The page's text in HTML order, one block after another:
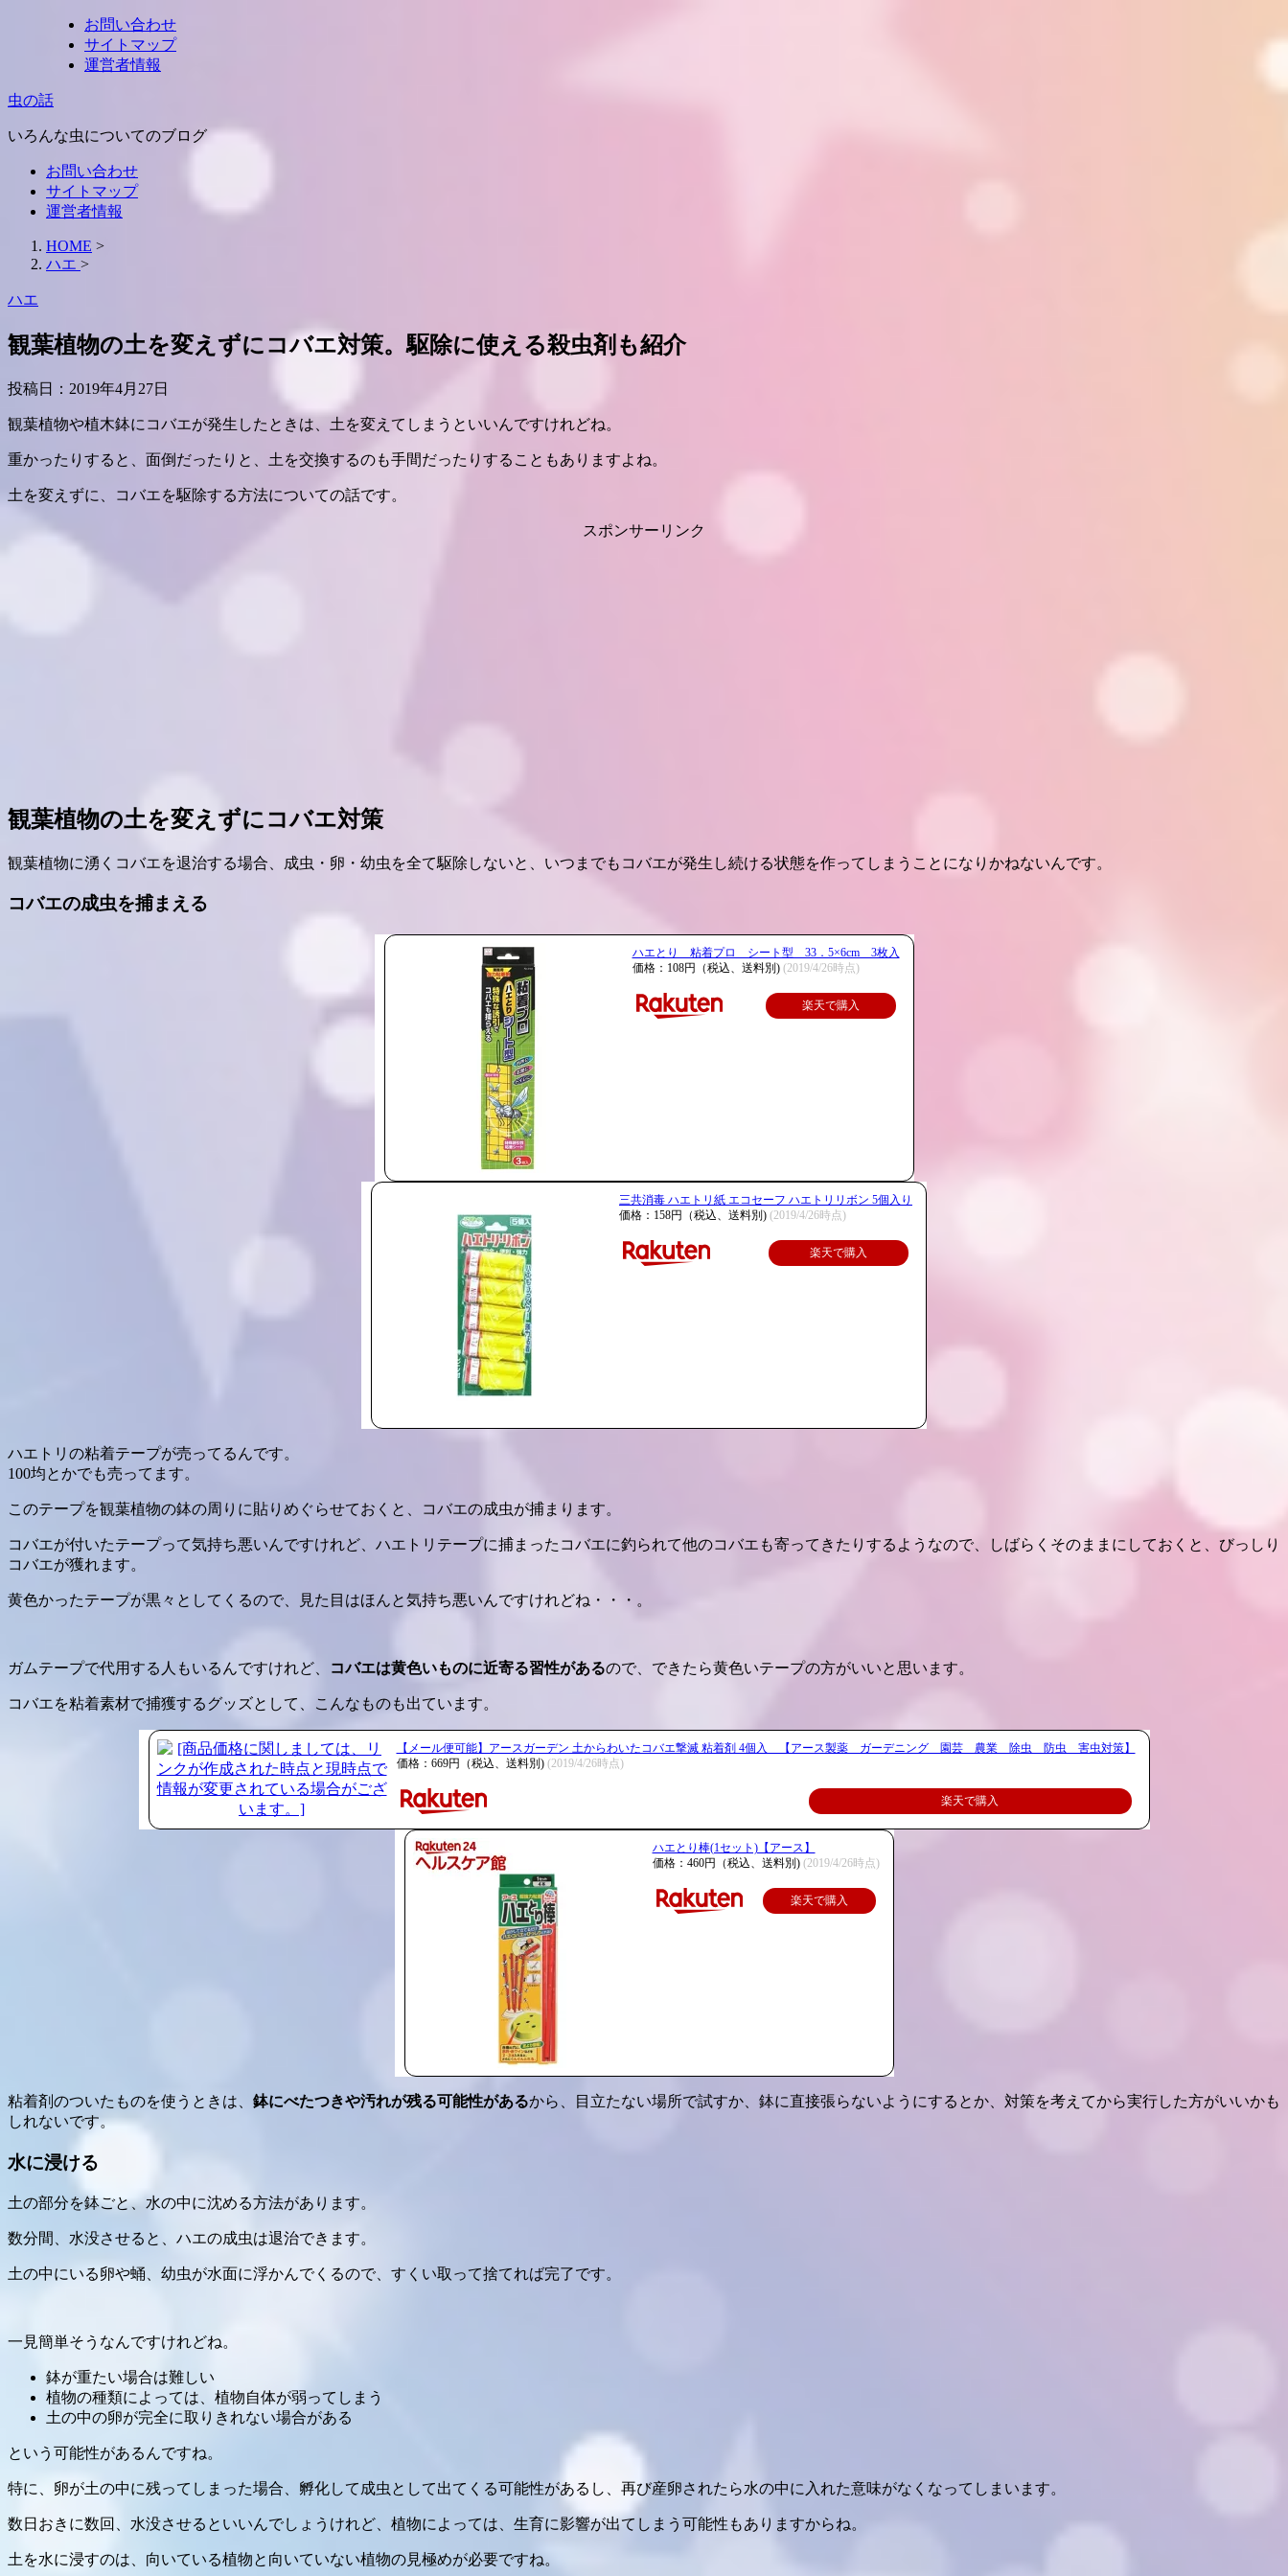
お問い合わせ
サイトマップ
運営者情報
虫の話
いろんな虫についてのブログ
お問い合わせ
サイトマップ
運営者情報
HOME >
ハエ >
ハエ
観葉植物の土を変えずにコバエ対策。駆除に使える殺虫剤も紹介
投稿日： 2019年4月27日
観葉植物や植木鉢にコバエが発生したときは、土を変えてしまうといいんですけれどね。
重かったりすると、面倒だったりと、土を交換するのも手間だったりすることもありますよね。
土を変えずに、コバエを駆除する方法についての話です。
スポンサーリンク
観葉植物の土を変えずにコバエ対策
観葉植物に湧くコバエを退治する場合、成虫・卵・幼虫を全て駆除しないと、いつまでもコバエが発生し続ける状態を作ってしまうことになりかねないんです。
コバエの成虫を捕まえる
ハエとり 粘着プロ シート型 33．5×6cm 3枚入
価格：108円（税込、送料別) (2019/4/26時点)
楽天で購入
三共消毒 ハエトリ紙 エコセーフ ハエトリリボン 5個入り
価格：158円（税込、送料別) (2019/4/26時点)
楽天で購入
ハエトリの粘着テープが売ってるんです。
100均とかでも売ってます。
このテープを観葉植物の鉢の周りに貼りめぐらせておくと、コバエの成虫が捕まります。
コバエが付いたテープって気持ち悪いんですけれど、ハエトリテープに捕まったコバエに釣られて他のコバエも寄ってきたりするようなので、しばらくそのままにしておくと、びっしり
コバエが獲れます。
黄色かったテープが黒々としてくるので、見た目はほんと気持ち悪いんですけれどね・・・。
ガムテープで代用する人もいるんですけれど、 コバエは黄色いものに近寄る習性があるので、できたら黄色いテープの方がいいと思います。
コバエを粘着素材で捕獲するグッズとして、こんなものも出ています。
【メール便可能】アースガーデン 土からわいたコバエ撃滅 粘着剤 4個入 【アース製薬 ガーデニング 園芸 農業 除虫 防虫 害虫対策】
価格：669円（税込、送料別) (2019/4/26時点)
楽天で購入
ハエとり棒(1セット)【アース】
価格：460円（税込、送料別) (2019/4/26時点)
楽天で購入
粘着剤のついたものを使うときは、 鉢にべたつきや汚れが残る可能性があるから、目立たない場所で試すか、鉢に直接張らないようにするとか、対策を考えてから実行した方がいいかも
しれないです。
水に浸ける
土の部分を鉢ごと、水の中に沈める方法があります。
数分間、水没させると、ハエの成虫は退治できます。
土の中にいる卵や蛹、幼虫が水面に浮かんでくるので、すくい取って捨てれば完了です。
一見簡単そうなんですけれどね。
鉢が重たい場合は難しい
植物の種類によっては、植物自体が弱ってしまう
土の中の卵が完全に取りきれない場合がある
という可能性があるんですね。
特に、卵が土の中に残ってしまった場合、孵化して成虫として出てくる可能性があるし、再び産卵されたら水の中に入れた意味がなくなってしまいます。
数日おきに数回、水没させるといいんでしょうけれど、植物によっては、生育に影響が出てしまう可能性もありますからね。
土を水に浸すのは、向いている植物と向いていない植物の見極めが必要ですね。